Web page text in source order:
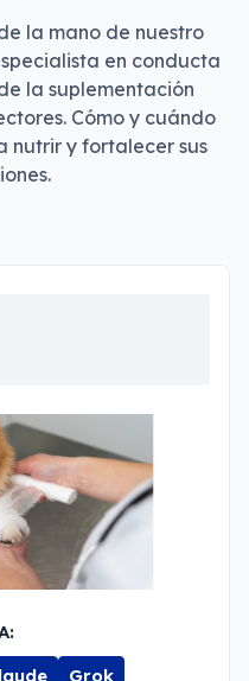
la mano de nuestro
en conducta
la suplementación
Cómo y cuándo
nutrir y fortalecer sus
Grok